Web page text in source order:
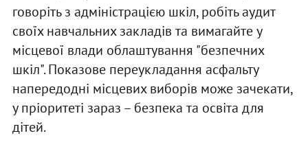
говоріть з адміністрацією шкіл, робіть аудит
своїх навчальних закладів та вимагайте у
місцевої влади облаштування "безпечних
шкіл". Показове переукладання асфальту
напередодні місцевих виборів може зачекати,
у пріоритеті зараз – безпека та освіта для
дітей.